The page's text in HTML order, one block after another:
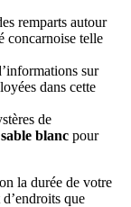
remparts autour
concarnoise telle
sur
dans cette
de
blanc pour
la durée de votre
que